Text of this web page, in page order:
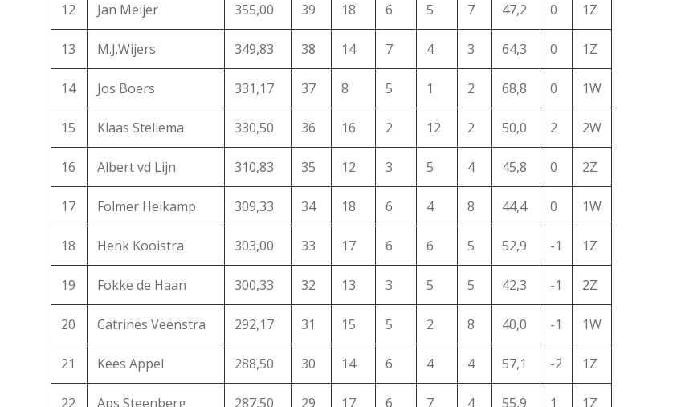
12 Jan Meijer 355,00 39 18 6 5 7 47,2 0 1Z
13 M.J.Wijers 349,83 38 14 7 4 3 64,3 0 1Z
14 Jos Boers 331,17 37 8 5 1 2 68,8 0 1W
15 Klaas Stellema 330,50 36 16 2 12 2 50,0 2 2W
16 Albert vd Lijn 310,83 35 12 3 5 4 45,8 0 2Z
17 Folmer Heikamp 309,33 34 18 6 4 8 44,4 0 1W
18 Henk Kooistra 303,00 33 17 6 6 5 52,9 -1 1Z
19 Fokke de Haan 300,33 32 13 3 5 5 42,3 -1 2Z
20 Catrines Veenstra 292,17 31 15 5 2 8 40,0 -1 1W
21 Kees Appel 288,50 30 14 6 4 4 57,1 -2 1Z
22 Aps Steenberg 287,50 29 17 6 7 4 55,9 1 1Z